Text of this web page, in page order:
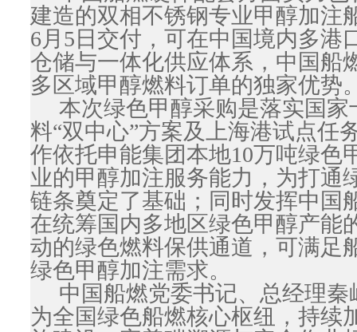
建造的双相不锈钢专业甲醇加注
6月5日交付，可在中国境内多港
仓储与一体化供应体系，中国船
多区域甲醇燃料订单的独家优势
本次绿色甲醇采购是落实国
料“双中心”方案及上海港试点任
作依托申能集团本地10万吨绿色
业的甲醇加注服务能力，为打通
链条奠定了基础；同时发挥中国
在统筹国内多地区绿色甲醇产能
动的绿色燃料保供通道，可满足
绿色甲醇加注需求。
中国船燃党委书记、总经理
为全国绿色船燃核心枢纽，持续